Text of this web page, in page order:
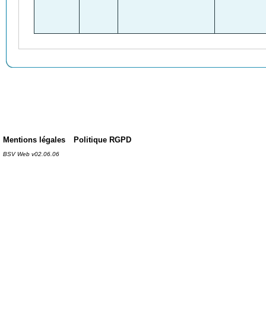
Mentions légales Politique RGPD
BSV Web v02.06.06